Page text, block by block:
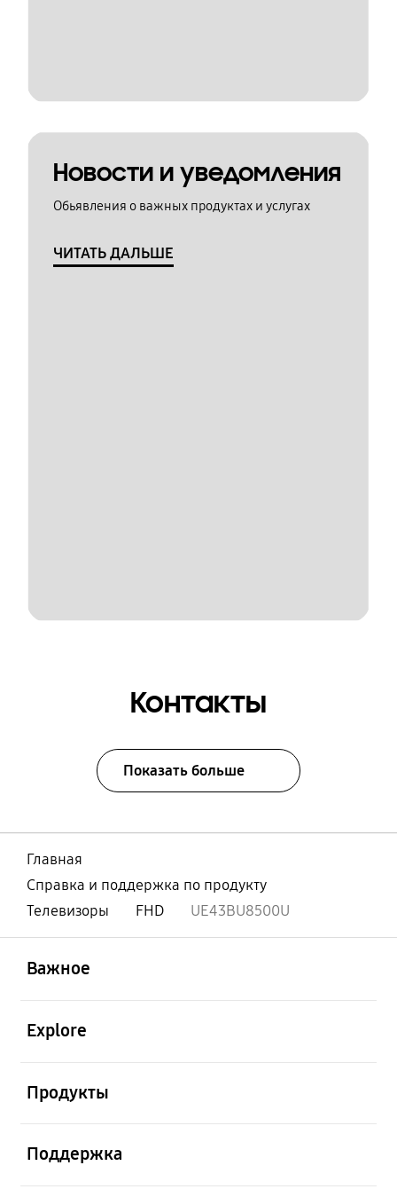
Новости и уведомления
Обьявления о важных продуктах и услугах
ЧИТАТЬ ДАЛЬШЕ
Контакты
Показать больше
Главная
Справка и поддержка по продукту
Телевизоры
FHD UE43BU8500U
Важное
Explore
Продукты
Поддержка